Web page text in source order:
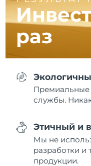
раз
Премиальные
службы.
Этичный и
Мы не
разработки и
продукции.